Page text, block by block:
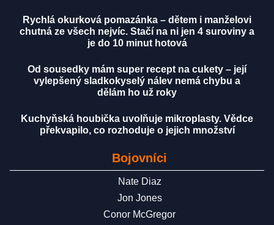
Rychlá okurková pomazánka – dětem i manželovi
chutná ze všech nejvíc. Stačí na ni jen 4 suroviny a
je do 10 minut hotová
Od sousedky mám super recept na cukety – její
vylepšený sladkokyselý nálev nemá chybu a
dělám ho už roky
Kuchyňská houbička uvolňuje mikroplasty. Vědce
překvapilo, co rozhoduje o jejich množství
Bojovníci
Nate Diaz
Jon Jones
Conor McGregor